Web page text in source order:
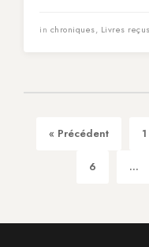
in chroniques, Livres reçus
« Précédent 1
6 ...